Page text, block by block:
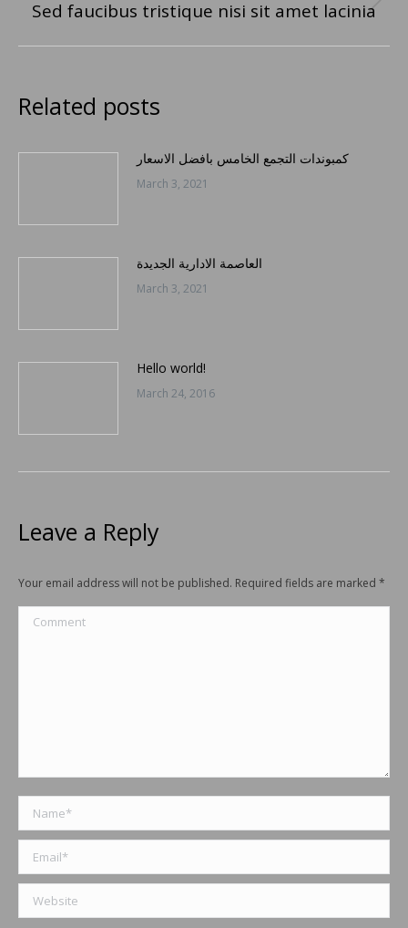
Next
Sed faucibus tristique nisi sit amet lacinia
Related posts
كمبوندات التجمع الخامس بافضل الاسعار
March 3, 2021
العاصمة الادارية الجديدة
March 3, 2021
Hello world!
March 24, 2016
Leave a Reply
Your email address will not be published. Required fields are marked *
Comment
Name *
Email *
Website